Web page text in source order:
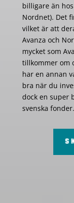
billigare än
Nordnet). Det
vilket är att
Avanza och
mycket som
tillkommer om
har en annan
bra när du
dock en super
svenska fonder.